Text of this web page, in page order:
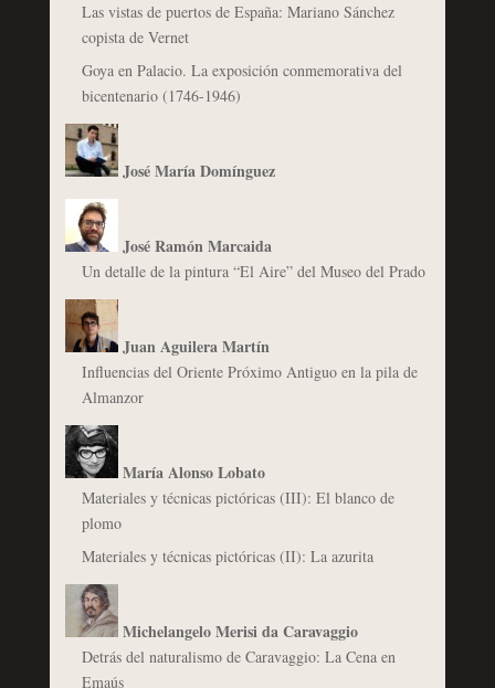
Las vistas de puertos de España: Mariano Sánchez
copista de Vernet
Goya en Palacio. La exposición conmemorativa del
bicentenario (1746-1946)
José María Domínguez
José Ramón Marcaida
Un detalle de la pintura “El Aire” del Museo del Prado
Juan Aguilera Martín
Influencias del Oriente Próximo Antiguo en la pila de
Almanzor
María Alonso Lobato
Materiales y técnicas pictóricas (III): El blanco de
plomo
Materiales y técnicas pictóricas (II): La azurita
Michelangelo Merisi da Caravaggio
Detrás del naturalismo de Caravaggio: La Cena en
Emaús